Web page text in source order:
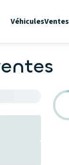
VéhiculesVentes